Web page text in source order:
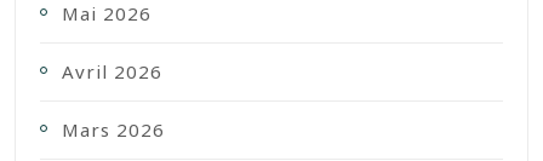
Mai 2026
Avril 2026
Mars 2026